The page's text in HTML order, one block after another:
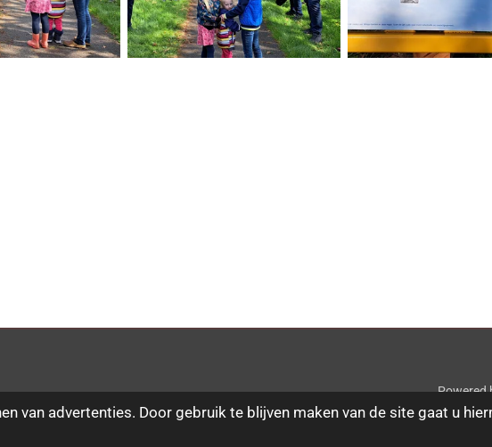
van advertenties. Door gebruik te blijven maken van de site gaat u
Powered